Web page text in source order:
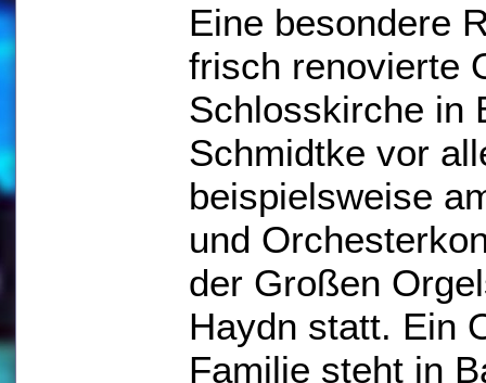
Eine besondere
frisch renovierte
Schlosskirche in
Schmidtke vor
beispielsweise
und
der Großen
Haydn statt. Ein
Familie steht in